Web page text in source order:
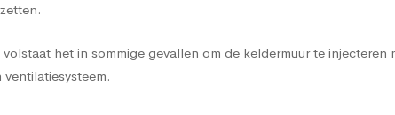
het in sommige gevallen om de keldermuur te